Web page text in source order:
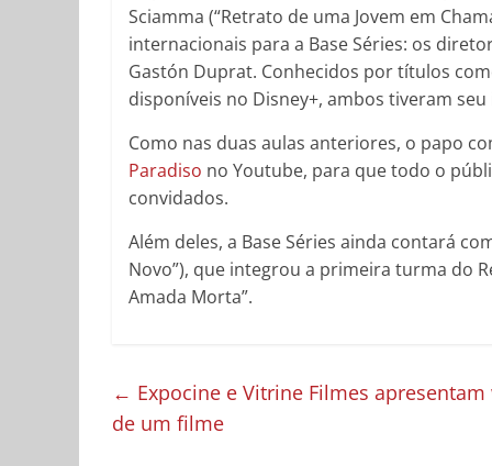
Sciamma (“Retrato de uma Jovem em
internacionais para a Base Séries: os
Gastón Duprat. Conhecidos por títulos
disponíveis no Disney+, ambos tiveram
Como nas duas aulas anteriores, o papo
Paradiso no Youtube, para que todo o
convidados.
Além deles, a Base Séries ainda contará
Novo”), que integrou a primeira turma do
Amada Morta”.
← Expocine e Vitrine Filmes
de um filme